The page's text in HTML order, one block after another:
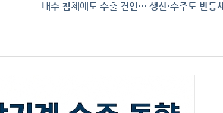
내수 침체에도 수출 견인… 생산·수주도 반등세